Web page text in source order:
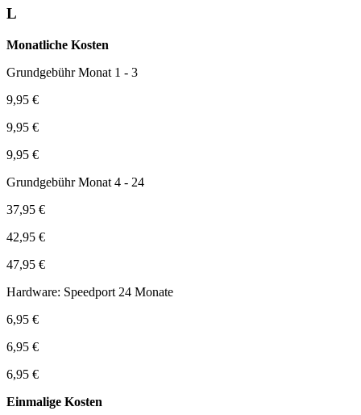
L
Monatliche Kosten
Grundgebühr Monat 1 - 3
9,95 €
9,95 €
9,95 €
Grundgebühr Monat 4 - 24
37,95 €
42,95 €
47,95 €
Hardware: Speedport 24 Monate
6,95 €
6,95 €
6,95 €
Einmalige Kosten